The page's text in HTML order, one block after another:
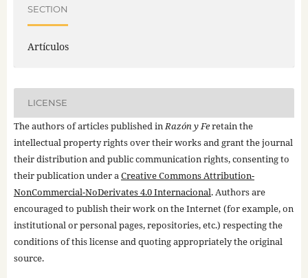
SECTION
Artículos
LICENSE
The authors of articles published inRazón y Feretain the
intellectual property rights over their works and grant the journal
their distribution and public communication rights, consenting to
their publication under aCreative Commons Attribution-
NonCommercial-NoDerivates 4.0 Internacional. Authors are
encouraged to publish their work on the Internet (for example, on
institutional or personal pages, repositories, etc.) respecting the
conditions of this license and quoting appropriately the original
source.